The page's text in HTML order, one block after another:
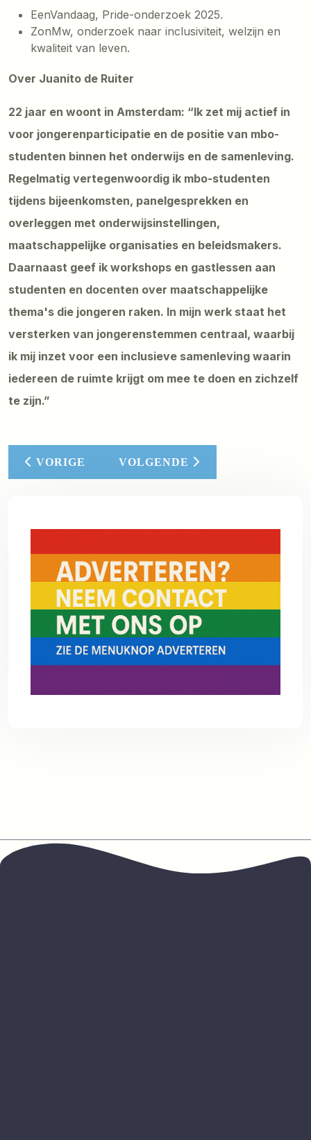
EenVandaag, Pride-onderzoek 2025.
ZonMw, onderzoek naar inclusiviteit, welzijn en
kwaliteit van leven.
Over Juanito de Ruiter
22 jaar en woont in Amsterdam: “Ik zet mij actief in
voor jongerenparticipatie en de positie van mbo-
studenten binnen het onderwijs en de samenleving.
Regelmatig vertegenwoordig ik mbo-studenten
tijdens bijeenkomsten, panelgesprekken en
overleggen met onderwijsinstellingen,
maatschappelijke organisaties en beleidsmakers.
Daarnaast geef ik workshops en gastlessen aan
studenten en docenten over maatschappelijke
thema's die jongeren raken. In mijn werk staat het
versterken van jongerenstemmen centraal, waarbij
ik mij inzet voor een inclusieve samenleving waarin
iedereen de ruimte krijgt om mee te doen en zichzelf
te zijn.”
VORIG ARTIKEL: NO MASTERS OR KINGS:
VORIGE VOLGENDE ARTIKEL:
VOLGENDE